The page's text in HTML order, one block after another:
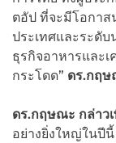
ตอัป ที่จะมีโอกาส
ประเทศและระดับ
ธุรกิจอาหารและเ
กระโดด” ดร.กฤ
ดร.กฤษณะ กล่าว
อย่างยิ่งใหญ่ในปี